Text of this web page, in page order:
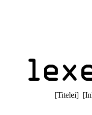
[Titelei] [